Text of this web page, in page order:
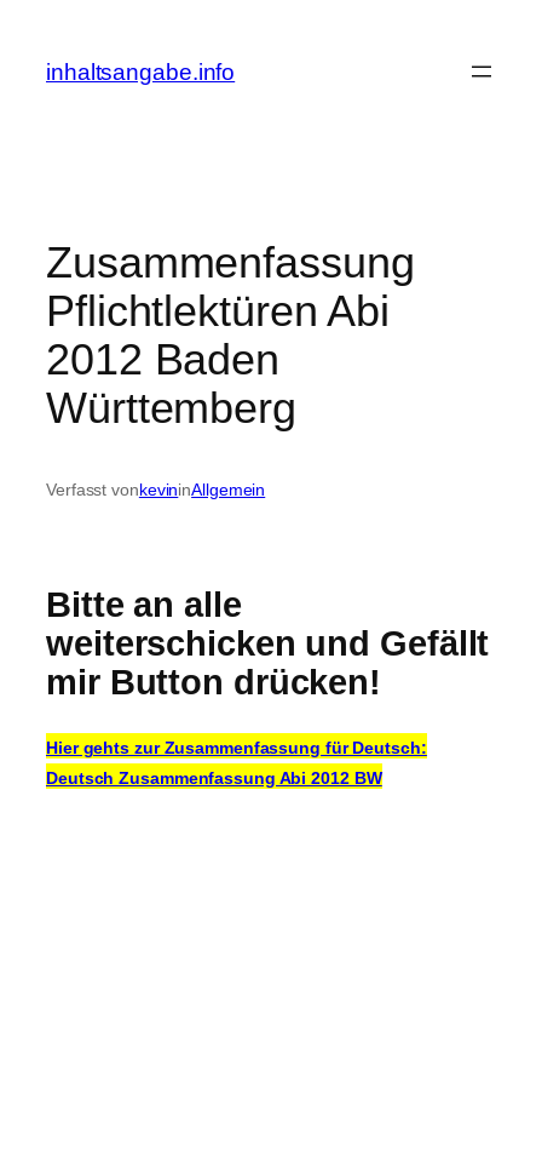
springen
inhaltsangabe.info
Zusammenfassung
Pflichtlektüren Abi
2012 Baden
Württemberg
Verfasst vonkevininAllgemein
Bitte an alle
weiterschicken und Gefällt
mir Button drücken!
Hier gehts zur Zusammenfassung für Deutsch:
Deutsch Zusammenfassung Abi 2012 BW